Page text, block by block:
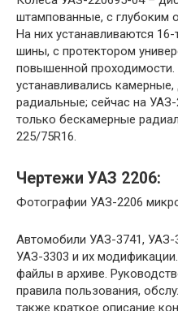
штампованные, с глубоким
На них устанавливаются
шины, с протектором
повышенной
устанавливались
радиальные; сейчас на
только бескамерные
225/75R16.
Чертежи УАЗ 2206:
Фотографии УАЗ-2206
Автомобили УАЗ-3741, УАЗ-
УАЗ-3303 и их
файлы в архиве.
правила пользования,
также краткое описание